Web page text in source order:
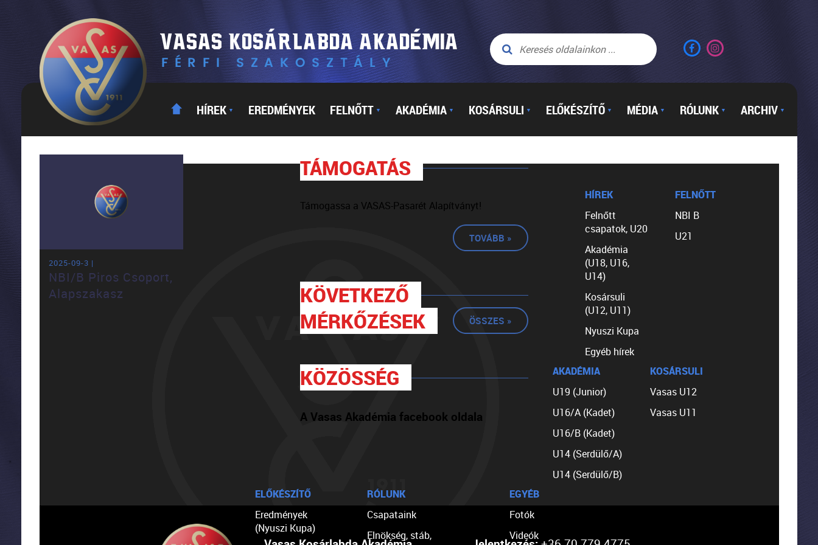
HÍREK ▼ EREDMÉNYEK FELNŐTT ▼ AKADÉMIA ▼ KOSÁRSULI ▼ ELŐKÉSZÍTŐ ▼ MÉDIA ▼ RÓLUNK ▼ ARCHIV ▼
2025-09-3 |
NBI/B Piros Csoport,
Alapszakasz
TÁMOGATÁS
Támogassa a VASAS-Pasarét Alapítványt!
TOVÁBB »
KÖVETKEZŐ
MÉRKŐZÉSEK
ÖSSZES »
KÖZÖSSÉG
A Vasas Akadémia facebook oldala
HÍREK
Felnőtt
csapatok, U20
Akadémia
(U18, U16,
U14)
Kosársuli
(U12, U11)
Nyuszi Kupa
Egyéb hírek
FELNŐTT
NBI B
U21
AKADÉMIA
U19 (Junior)
U16/A (Kadet)
U16/B (Kadet)
U14 (Serdülő/A)
U14 (Serdülő/B)
KOSÁRSULI
Vasas U12
Vasas U11
ELŐKÉSZÍTŐ
Eredmények
(Nyuszi Kupa)
RÓLUNK
Csapataink
Elnökség, stáb,
EGYÉB
Fotók
Videók